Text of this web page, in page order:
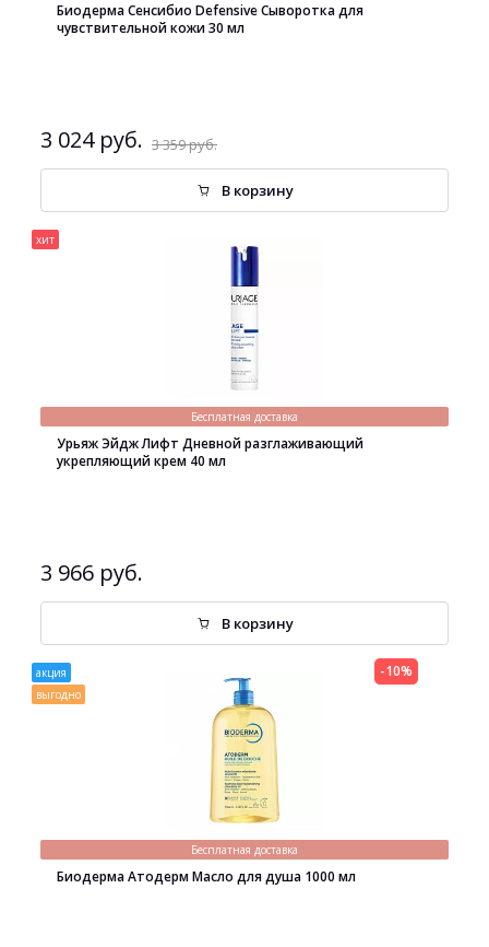
Биодерма Сенсибио Defensive Сыворотка для
чувствительной кожи 30 мл
3 024 руб. 3 359 руб.
В корзину
хит
Бесплатная доставка
Урьяж Эйдж Лифт Дневной разглаживающий
укрепляющий крем 40 мл
3 966 руб.
В корзину
акция
выгодно
Бесплатная доставка
Биодерма Атодерм Масло для душа 1000 мл
-10%